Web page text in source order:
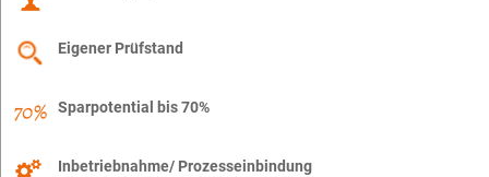
Eigener Prüfstand
Sparpotential bis 70%
Inbetriebnahme/ Prozesseinbindung